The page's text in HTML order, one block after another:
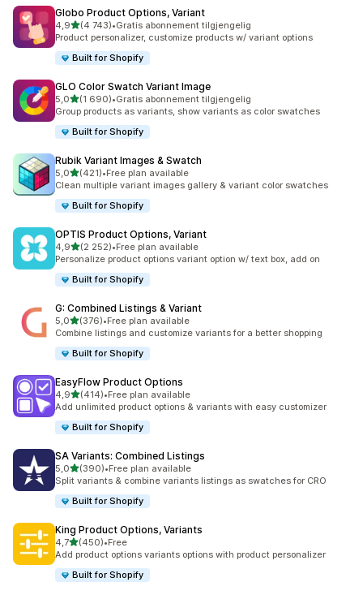
Globo Product Options, Variant
4,9av 5 stjerner
(4 743)
Totalt 4743 omtaler
•Gratis abonnement tilgjengelig
Product personalizer, customize products w/ variant options
Built for Shopify
GLO Color Swatch Variant Image
5,0av 5 stjerner
(1 690)
Totalt 1690 omtaler
•Gratis abonnement tilgjengelig
Group products as variants, show variants as color swatches
Built for Shopify
Rubik Variant Images & Swatch
5,0av 5 stjerner
(421)
Totalt 421 omtaler
•Free plan available
Clean multiple variant images gallery & variant color swatches
Built for Shopify
OPTIS Product Options, Variant
4,9av 5 stjerner
(2 252)
Totalt 2252 omtaler
•Free plan available
Personalize product options variant option w/ text box, add on
Built for Shopify
G: Combined Listings & Variant
5,0av 5 stjerner
(376)
Totalt 376 omtaler
•Free plan available
Combine listings and customize variants for a better shopping
Built for Shopify
EasyFlow Product Options
4,9av 5 stjerner
(414)
Totalt 414 omtaler
•Free plan available
Add unlimited product options & variants with easy customizer
Built for Shopify
SA Variants: Combined Listings
5,0av 5 stjerner
(390)
Totalt 390 omtaler
•Free plan available
Split variants & combine variants listings as swatches for CRO
Built for Shopify
King Product Options, Variants
4,7av 5 stjerner
(450)
Totalt 450 omtaler
•Free
Add product options variants options with product personalizer
Built for Shopify